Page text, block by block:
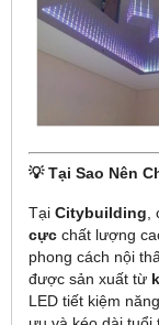
💡Tại Sao Nên
Tại Citybuilding
cực chất lượng
phong cách nội
được sản xuất từ
LED tiết kiệm